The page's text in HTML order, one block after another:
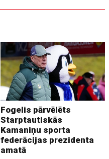
Fogelis pārvēlēts
Starptautiskās
Kamaniņu sporta
federācijas prezidenta
amatā